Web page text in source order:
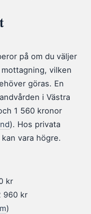
på om du väljer
vilken
göras. En
i Västra
1 560 kronor
). Hos privata
vara högre.
kr
960 kr
)